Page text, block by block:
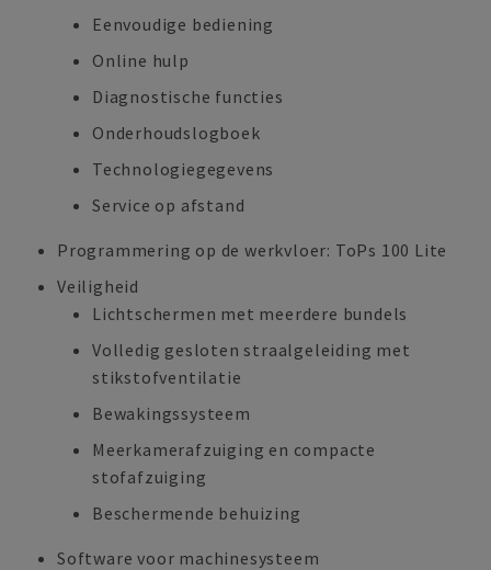
Eenvoudige bediening
Online hulp
Diagnostische functies
Onderhoudslogboek
Technologiegegevens
Service op afstand
Programmering op de werkvloer: ToPs 100 Lite
Veiligheid
Lichtschermen met meerdere bundels
Volledig gesloten straalgeleiding met
stikstofventilatie
Bewakingssysteem
Meerkamerafzuiging en compacte
stofafzuiging
Beschermende behuizing
Software voor machinesysteem